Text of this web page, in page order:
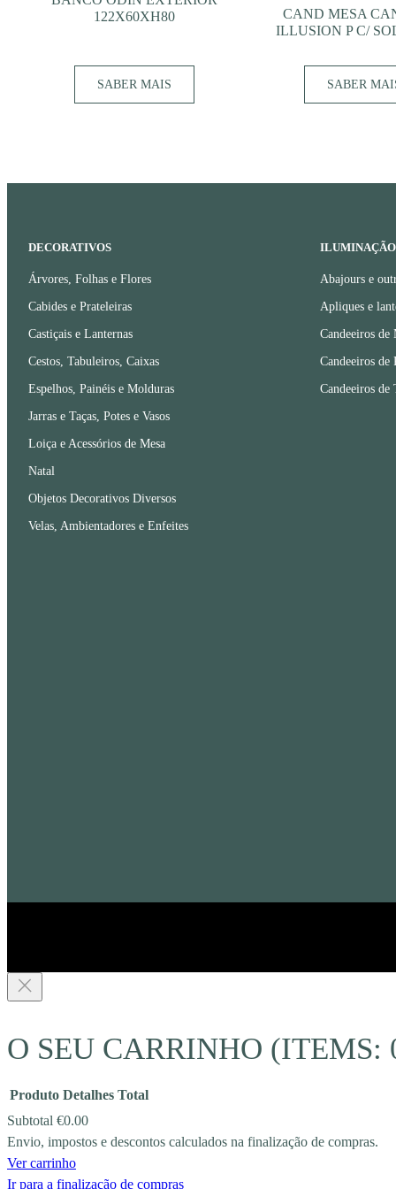
122X60XH80
SABER MAIS
CAND MESA
ILLUSION P C/
SABER
DECORATIVOS
Árvores, Folhas e Flores
Cabides e Prateleiras
Castiçais e Lanternas
Cestos, Tabuleiros, Caixas
Espelhos, Painéis e Molduras
Jarras e Taças, Potes e Vasos
Loiça e Acessórios de Mesa
Natal
Objetos Decorativos Diversos
Velas, Ambientadores e Enfeites
ILUMINAÇÃO
Abajours e
Apliques e
Candeeiros de
Candeeiros de
Candeeiros de
O SEU CARRINHO (ITEMS:
PRODUCTS
Produto Detalhes Total
Subtotal €0.00
Envio, impostos e descontos calculados na finalização de compras.
Ver carrinho
Ir para a finalização de compras